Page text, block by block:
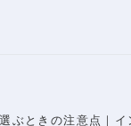
ぶときの注意点｜イ